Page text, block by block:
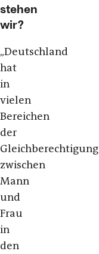
stehen
wir?
„Deutschland
hat
in
vielen
Bereichen
der
Gleichberechtigung
zwischen
Mann
und
Frau
in
den